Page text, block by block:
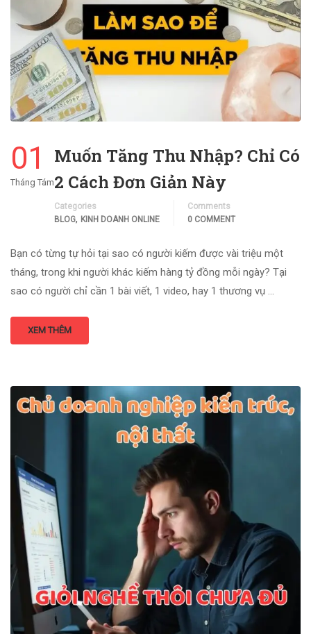
01
Tháng Tám
Muốn Tăng Thu Nhập? Chỉ Có
2 Cách Đơn Giản Này
Categories
BLOG, KINH DOANH ONLINE
Comments
0 COMMENT
Bạn có từng tự hỏi tại sao có người kiếm được vài triệu một
tháng, trong khi người khác kiếm hàng tỷ đồng mỗi ngày? Tại
sao có người chỉ cần 1 bài viết, 1 video, hay 1 thương vụ …
XEM THÊM